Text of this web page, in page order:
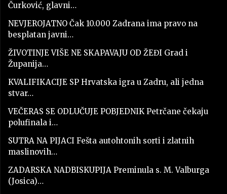
Čurković, glavni…
NEVJEROJATNO Čak 10.000 Zadrana ima pravo na
besplatan javni…
ŽIVOTINJE VIŠE NE SKAPAVAJU OD ŽEĐI Grad i
Županija…
KVALIFIKACIJE SP Hrvatska igra u Zadru, ali jedna
stvar…
VEČERAS SE ODLUČUJE POBJEDNIK Petrčane čekaju
polufinala i…
SUTRA NA PIJACI Fešta autohtonih sorti i zlatnih
maslinovih…
ZADARSKA NADBISKUPIJA Preminula s. M. Valburga
(Josica)…